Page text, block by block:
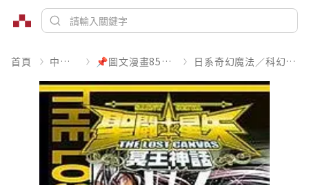
首頁 中文書 📌圖文漫畫85折起 日系奇幻魔法／科幻冒險